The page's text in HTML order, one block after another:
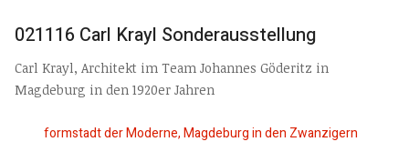
021116 Carl Krayl Sonderausstellung
Carl Krayl, Architekt im Team Johannes Göderitz in
Magdeburg in den 1920er Jahren